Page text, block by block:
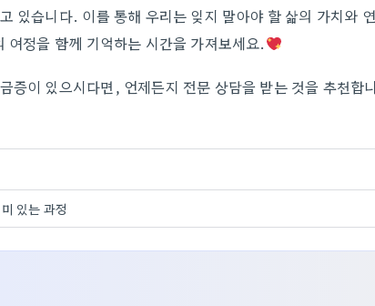
있습니다. 이를 통해 우리는 잊지 말아야 할 삶의 가치와
여정을 함께 기억하는 시간을 가져보세요.
증이 있으시다면, 언제든지 전문 상담을 받는 것을 추천합
있는 과정